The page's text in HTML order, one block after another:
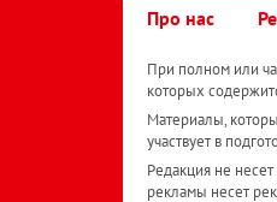
Про нас
При полном или
которых
Материалы,
участвует в
Редакция не
рекламы несет